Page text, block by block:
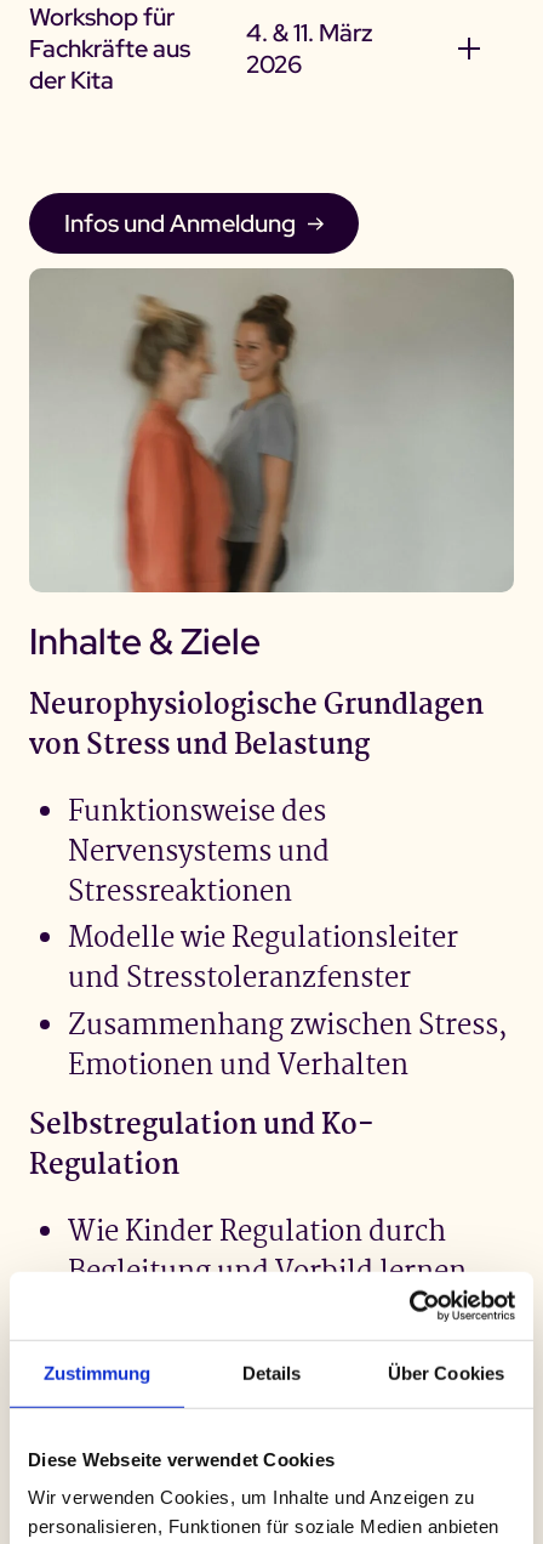
Zustimmung Details Über Cookies
Diese Webseite verwendet Cookies
Wir verwenden Cookies, um Inhalte und Anzeigen zu
personalisieren, Funktionen für soziale Medien anbieten
Workshop für
Fachkräfte aus
der Kita
4. & 11. März
2026
Infos und Anmeldung
Inhalte & Ziele
Neurophysiologische Grundlagen
von Stress und Belastung
Funktionsweise des
Nervensystems und
Stressreaktionen
Modelle wie Regulationsleiter
und Stresstoleranzfenster
Zusammenhang zwischen Stress,
Emotionen und Verhalten
Selbstregulation und Ko-
Regulation
Wie Kinder Regulation durch
Begleitung und Vorbild lernen
Ko-Regulation als Schlüssel für
stabile Beziehungen
Praktische Methoden für Alltag und
Familie
Bewegungsübungen, die